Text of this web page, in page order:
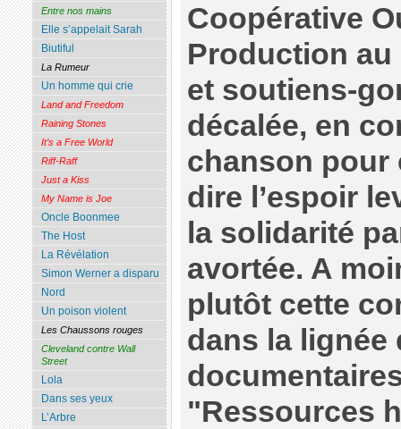
Coopérative
Production
et soutiens-
décalée, en
chanson pour
dire l’espoir
la solidarité
avortée. A
plutôt cette
dans la lignée
"Ressources
Entre nos mains
Elle s’appelait Sarah
Biutiful
La Rumeur
Un homme qui crie
Land and Freedom
Raining Stones
It’s a Free World
Riff-Raff
Just a Kiss
My Name is Joe
Oncle Boonmee
The Host
La Révélation
Simon Werner a disparu
Nord
Un poison violent
Les Chaussons rouges
Cleveland contre Wall
Street
Lola
Dans ses yeux
L’Arbre